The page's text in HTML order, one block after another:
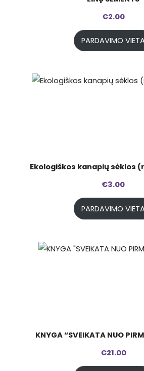
€2.00
PARDAVIMO
Ekologiškos kanapių sėklos
€3.00
PARDAVIMO
KNYGA “SVEIKATA NUO
€21.00